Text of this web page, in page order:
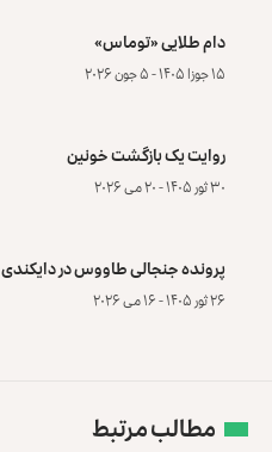
دام طلایی «توماس»
۱۵ جوزا ۱۴۰۵ - ۵ جون ۲۰۲۶
روایت یک بازگشت خونین
۳۰ ثور ۱۴۰۵ - ۲۰ می ۲۰۲۶
پرونده‌ جنجالی طاووس در دایکندی
۲۶ ثور ۱۴۰۵ - ۱۶ می ۲۰۲۶
مطالب مرتبط